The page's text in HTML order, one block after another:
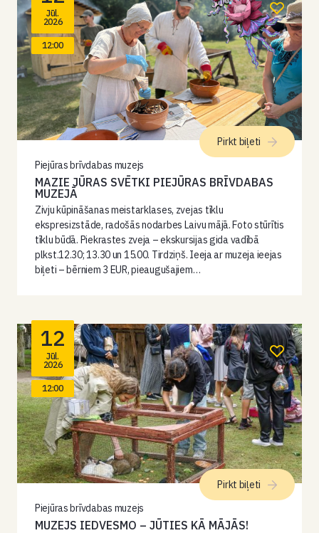
Jūl.
2026
12:00
Piejūras brīvdabas muzejs
MAZIE JŪRAS SVĒTKI PIEJŪRAS BRĪVDABAS
MUZEJĀ
Zivju kūpināšanas meistarklases, zvejas tīklu
ekspresizstāde, radošās nodarbes Laivu mājā. Foto stūrītis
tīklu būdā. Piekrastes zveja – ekskursijas gida vadībā
plkst.12.30; 13.30 un 15.00. Tirdziņš. Ieeja ar muzeja ieejas
biļeti – bērniem 3 EUR, pieaugušajiem…
Pirkt biļeti
12
Jūl.
2026
12:00
Piejūras brīvdabas muzejs
MUZEJS IEDVESMO – JŪTIES KĀ MĀJĀS!
Pirkt biļeti